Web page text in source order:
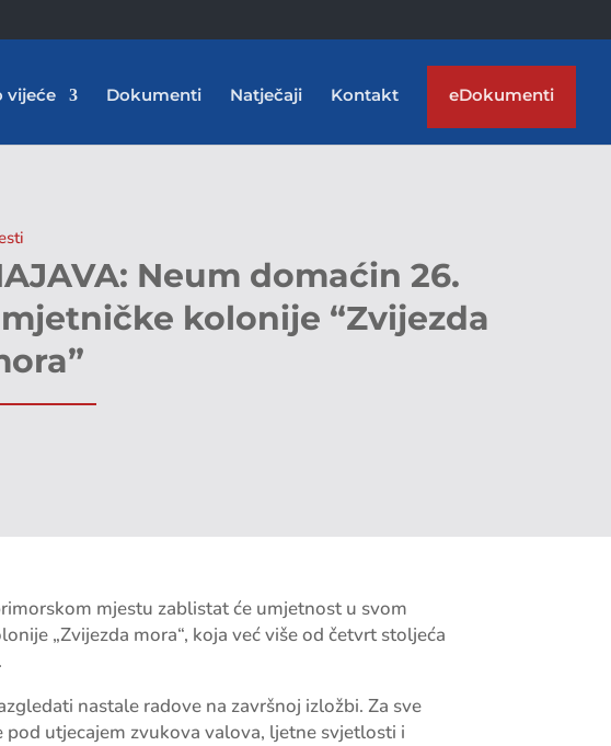
vijeće Dokumenti Natječaji Kontakt eDokumenti
Neum domaćin 26.
kolonije “Zvijezda
mjestu zablistat će umjetnost u svom
„Zvijezda mora“, koja već više od četvrt stoljeća
nastale radove na završnoj izložbi. Za sve
utjecajem zvukova valova, ljetne svjetlosti i